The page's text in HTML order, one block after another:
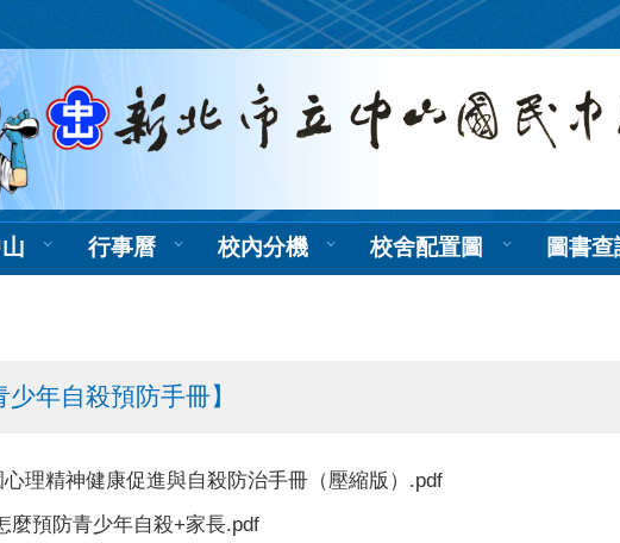
行事曆 校內分機 校舍配置圖 圖書查
少年自殺預防手冊】
理精神健康促進與自殺防治手冊（壓縮版）.pdf
麼預防青少年自殺+家長.pdf